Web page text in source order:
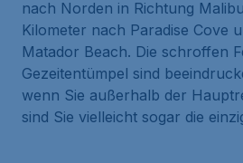
nach Norden in Richtung
Kilometer nach Paradise Cove
Matador Beach. Die schroffen
Gezeitentümpel sind
wenn Sie außerhalb der
sind Sie vielleicht sogar die